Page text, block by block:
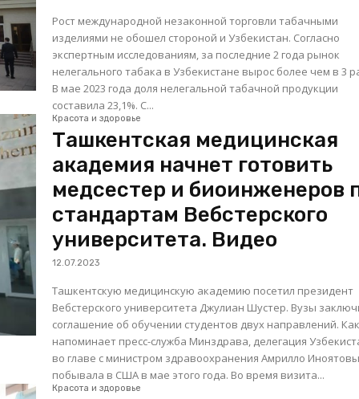
Рост международной незаконной торговли табачными
изделиями не обошел стороной и Узбекистан. Согласно
экспертным исследованиям, за последние 2 года рынок
нелегального табака в Узбекистане вырос более чем в 3
В мае 2023 года доля нелегальной табачной продукции
составила 23,1%. С...
Красота и здоровье
Ташкентская медицинская
академия начнет готовить
медсестер и биоинженеров
стандартам Вебстерского
университета. Видео
12.07.2023
Ташкентскую медицинскую академию посетил президент
Вебстерского университета Джулиан Шустер. Вузы
соглашение об обучении студентов двух направлений. Как
напоминает пресс-служба Минздрава, делегация
во главе с министром здравоохранения Амрилло
побывала в США в мае этого года. Во время визита...
Красота и здоровье